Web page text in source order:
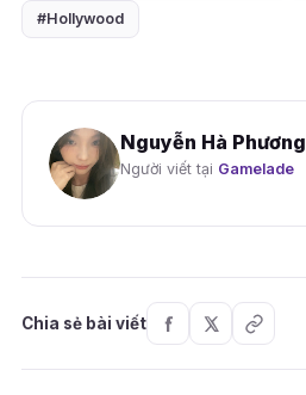
#Hollywood
Nguyễn Hà Phương
Người viết tại Gamelade
Chia sẻ bài viết